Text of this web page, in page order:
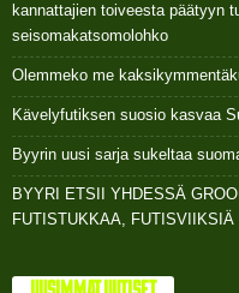
kannattajien toiveesta päätyyn
seisomakatsomolohko
Olemmeko me
Kävelyfutiksen suosio kasvaa
Byyrin uusi sarja sukeltaa
BYYRI ETSII YHDESSÄ
FUTISTUKKAA, FUTISVIIKSIÄ